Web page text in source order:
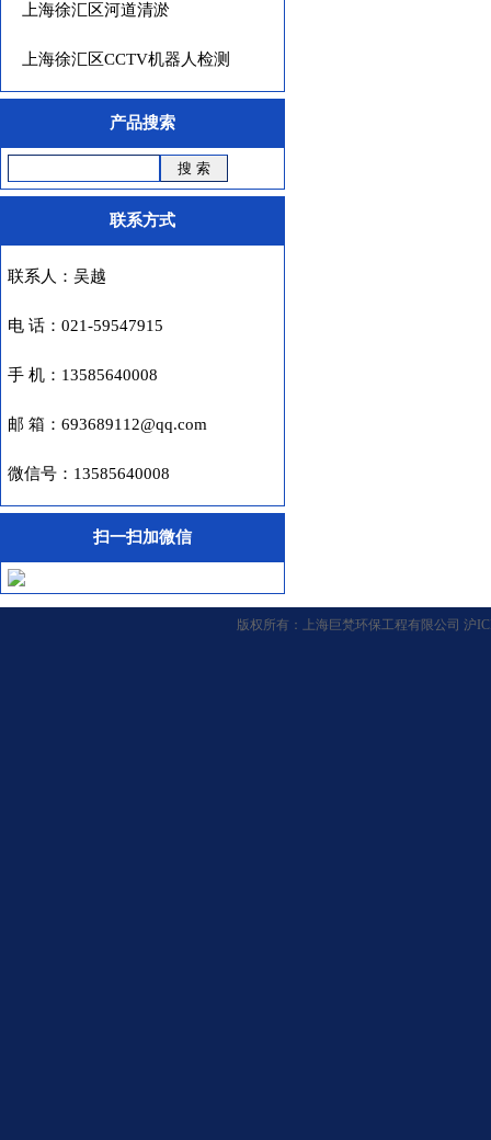
上海徐汇区河道清淤
上海徐汇区CCTV机器人检测
产品搜索
联系方式
联系人：吴越
电 话：021-59547915
手 机：13585640008
邮 箱：693689112@qq.com
微信号：13585640008
扫一扫加微信
版权所有： 上海巨梵环保工程有限公司 沪